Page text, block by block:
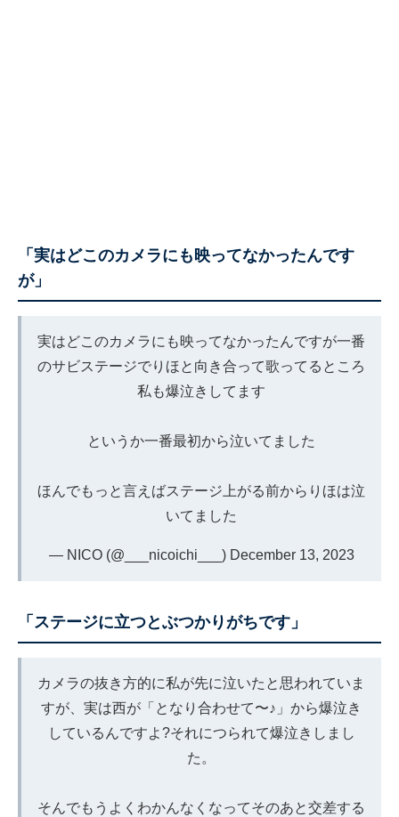
「実はどこのカメラにも映ってなかったんです
が」
実はどこのカメラにも映ってなかったんですが一番
のサビステージでりほと向き合って歌ってるところ
私も爆泣きしてます
というか一番最初から泣いてました
ほんでもっと言えばステージ上がる前からりほは泣
いてました
— NICO (@___nicoichi___) December 13, 2023
「ステージに立つとぶつかりがちです」
カメラの抜き方的に私が先に泣いたと思われていま
すが、実は西が「となり合わせて〜♪」から爆泣き
しているんですよ?それにつられて爆泣きしまし
た。
そんでもうよくわかんなくなってそのあと交差する